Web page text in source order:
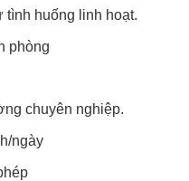
tình huống linh hoạt.
phòng
chuyên nghiệp.
ngày